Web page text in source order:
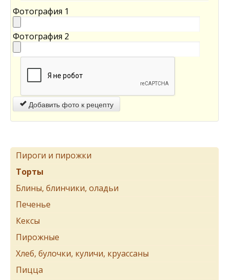
Фотография 1
Фотография 2
Добавить фото к рецепту
Пироги и пирожки
Торты
Блины, блинчики, оладьи
Печенье
Кексы
Пирожные
Хлеб, булочки, куличи, круассаны
Пицца